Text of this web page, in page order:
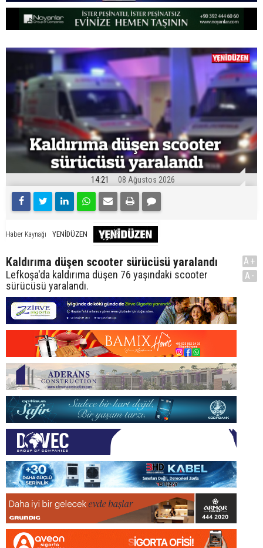
14:21 08 Ağustos 2026
Haber Kaynağı YENİDÜZEN
Kaldırıma düşen scooter sürücüsü yaralandı
Lefkoşa'da kaldırıma düşen 76 yaşındaki scooter
sürücüsü yaralandı.
A+
A-